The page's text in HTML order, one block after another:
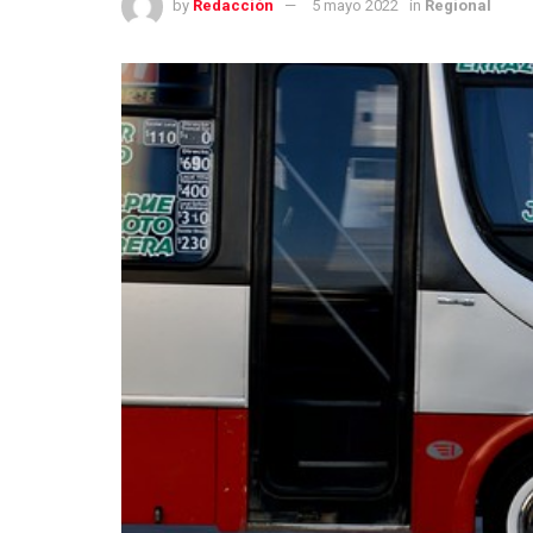
by Redacción 5 mayo 2022 in Regional